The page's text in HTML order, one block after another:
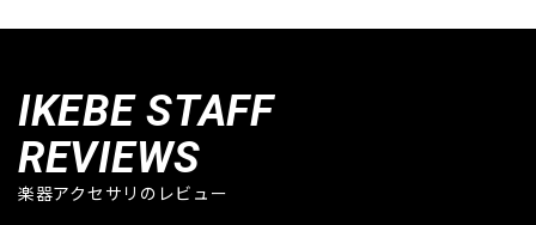
IKEBE STAFF
REVIEWS
楽器アクセサリのレビュー